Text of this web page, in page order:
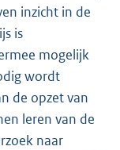
inzicht in de
is
mogelijk
wordt
de opzet van
leren van de
naar